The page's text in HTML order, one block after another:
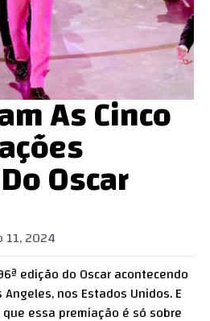
As Cinco
Oscar
11, 2024
edição do Oscar acontecendo
nos Estados Unidos. E
essa premiação é só sobre